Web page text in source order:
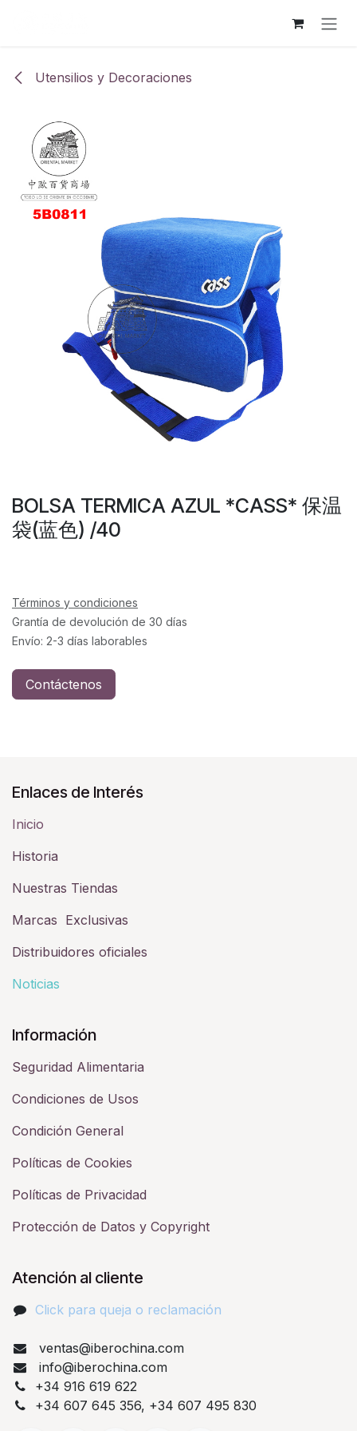
Utensilios y Decoraciones
BOLSA TERMICA AZUL *CASS* 保温
袋(蓝色) /40
Términos y condiciones
Grantía de devolución de 30 días
Envío: 2-3 días laborables
Contáctenos
Enlaces de Interés
Inicio
Historia​
Nuestras Tiendas
Marcas Exclusivas
Distribuidores oficiales
Noticias
Información
Seguridad Alimentaria
Condiciones de Usos
Condición General
Políticas de Cookies
Políticas de Privacidad
Protección de Datos y Copyright
Atención al cliente
Click para queja o reclamación​
ventas@iberochina.com
info@iberochina.com
+34 916 619 622
+34 607 645 356, +34 607 495 830